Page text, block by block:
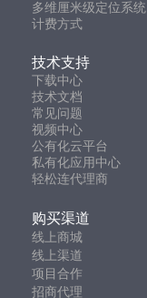
多维厘米级定位系统
计费方式
技术支持
下载中心
技术文档
常见问题
视频中心
公有化云平台
私有化应用中心
轻松连代理商
购买渠道
线上商城
线上渠道
项目合作
招商代理